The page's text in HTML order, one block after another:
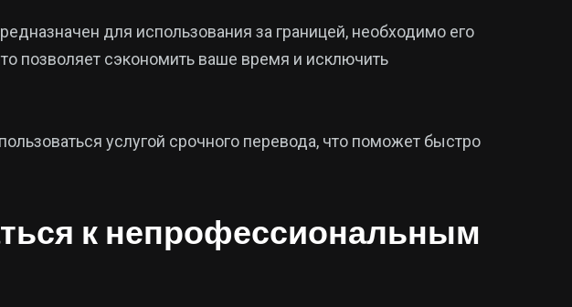
для использования за границей, необходимо его
позволяет сэкономить ваше время и исключить
услугой срочного перевода, что поможет быстро
к непрофессиональным